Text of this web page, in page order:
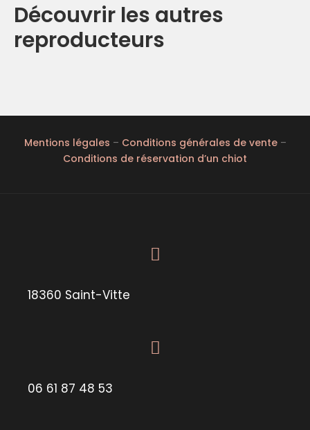
Découvrir les autres
reproducteurs
Mentions légales – Conditions générales de vente–
Conditions de réservation d’un chiot
18360 Saint-Vitte
06 61 87 48 53